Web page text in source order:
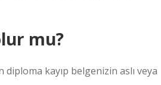
mu?
kayıp belgenizin aslı veya